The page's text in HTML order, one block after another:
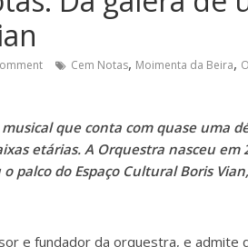
Cem Notas, Moimenta da Beira,
que conta com quase uma
etárias. A Orquestra nasceu
palco do Espaço Cultural Boris
e fundador da orquestra, e admite